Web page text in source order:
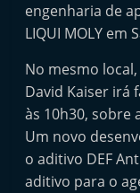
engenharia de
LIQUI MOLY em
No mesmo
David Kaiser irá
às 10h30, sobre
Um novo
o aditivo DEF
aditivo para o